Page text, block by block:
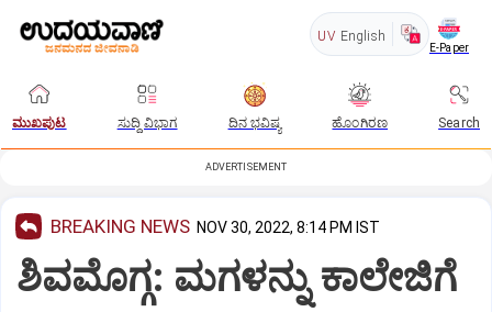
UV English
E-Paper
ಮುಖಪುಟ ಸುದ್ದಿ ವಿಭಾಗ ದಿನ ಭವಿಷ್ಯ ಹೊಂಗಿರಣ Search
ADVERTISEMENT
BREAKING NEWS NOV 30, 2022, 8:14 PM IST
ಶಿವಮೊಗ್ಗ: ಮಗಳನ್ನು ಕಾಲೇಜಿಗೆ